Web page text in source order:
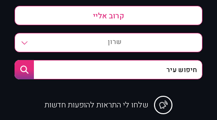
שרון
שלחו לי התראות להופעות חדשות